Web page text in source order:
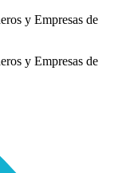
y Empresas de
y Empresas de